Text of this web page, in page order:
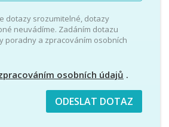
dotazy srozumitelné, dotazy
neuvádíme. Zadáním dotazu
poradny a zpracováním osobních
osobních údajů .